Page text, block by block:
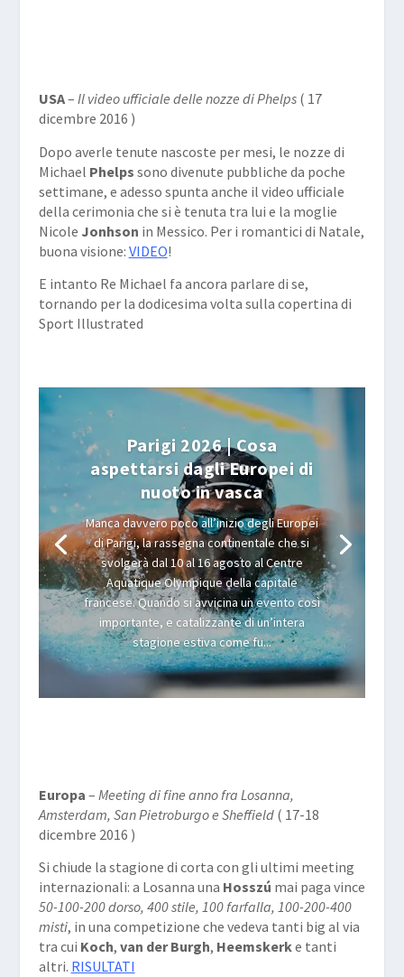
USA– Il video ufficiale delle nozze di Phelps( 17
dicembre 2016 )
Dopo averle tenute nascoste per mesi, le nozze di
Michael Phelps sono divenute pubbliche da poche
settimane, e adesso spunta anche il video ufficiale
della cerimonia che si è tenuta tra lui e la moglie
Nicole Jonhson in Messico. Per i romantici di Natale,
buona visione: VIDEO!
E intanto Re Michael fa ancora parlare di se,
tornando per la dodicesima volta sulla copertina di
Sport Illustrated
Parigi 2026 | Cosa
aspettarsi dagli Europei di
nuoto in vasca
Manca davvero poco all’inizio degli Europei
di Parigi, la rassegna continentale che si
svolgerà dal 10 al 16 agosto al Centre
Aquatique Olympique della capitale
francese. Quando si avvicina un evento così
importante, e catalizzante di un’intera
stagione estiva come fu...
Europa – Meeting di fine anno fra Losanna,
Amsterdam, San Pietroburgo e Sheffield( 17-18
dicembre 2016 )
Si chiude la stagione di corta con gli ultimi meeting
internazionali: a Losanna una Hosszú mai paga vince
50-100-200 dorso, 400 stile, 100 farfalla, 100-200-400
misti, in una competizione che vedeva tanti big al via
tra cui Koch, van der Burgh, Heemskerke tanti
altri. RISULTATI